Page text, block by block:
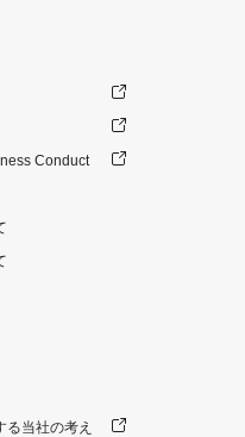
Conduct
当社の考え